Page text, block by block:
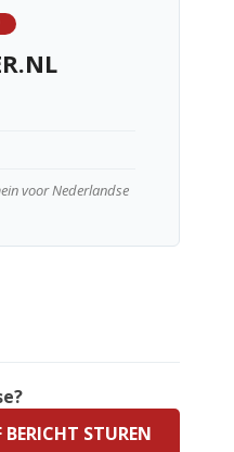
voor Nederlandse
STUREN